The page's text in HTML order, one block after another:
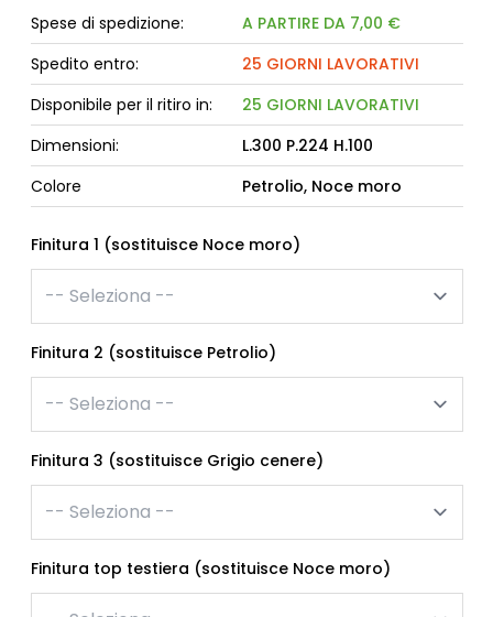
Spese di spedizione:
A PARTIRE DA 7,00 €
Spedito entro:
25 GIORNI LAVORATIVI
Disponibile per il ritiro in:
25 GIORNI LAVORATIVI
Dimensioni:
L.300 P.224 H.100
Colore
Petrolio, Noce moro
Finitura 1 (sostituisce Noce moro)
Finitura 2 (sostituisce Petrolio)
Finitura 3 (sostituisce Grigio cenere)
Finitura top testiera (sostituisce Noce moro)